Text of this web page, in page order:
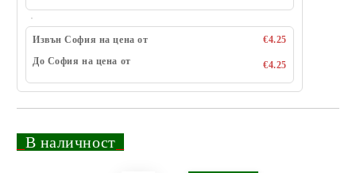
Извън София на цена от
€4.25
До София на цена от
€4.25
В наличност